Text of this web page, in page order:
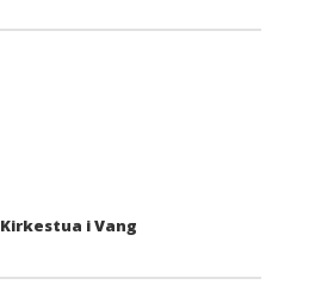
Kirkestua i Vang